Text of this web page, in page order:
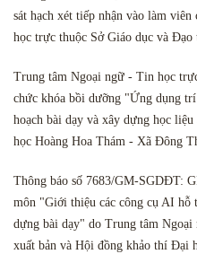
sát hạch xét tiếp nhận vào làm
học trực thuộc Sở Giáo dục và
Trung tâm Ngoại ngữ - Tin học
chức khóa bồi dưỡng "Ứng dụng
hoạch bài dạy và xây dựng học
học Hoàng Hoa Thám - Xã Đông
Thông báo số 7683/GM-SGDĐT:
môn "Giới thiệu các công cụ AI
dựng bài dạy" do Trung tâm
xuất bản và Hội đồng khảo thí Đại